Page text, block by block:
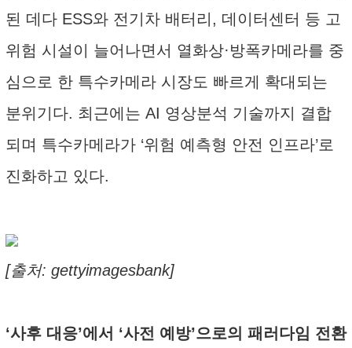
된 데다 ESS와 전기차 배터리, 데이터센터 등 고
위험 시설이 늘어나면서 열화상·방폭카메라를 중
심으로 한 특수카메라 시장도 빠르게 확대되는
분위기다. 최근에는 AI 영상분석 기술까지 결합
되며 특수카메라가 ‘위험 예측형 안전 인프라’로
진화하고 있다.
[출처: gettyimagesbank]
‘사후 대응’에서 ‘사전 예방’으로의 패러다임 전환